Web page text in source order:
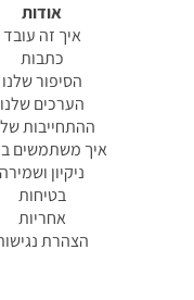
אודות
איך זה עובד
כתבות
הסיפור שלנו
הערכים שלנו
ההתחייבות
איך משתמשים
ניקיון ושמירה
בטיחות
אחריות
הצהרת